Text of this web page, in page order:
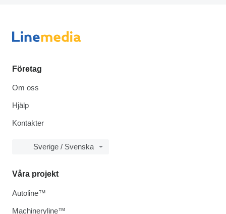
Företag
Om oss
Hjälp
Kontakter
Sverige / Svenska
Våra projekt
Autoline™
Machineryline™